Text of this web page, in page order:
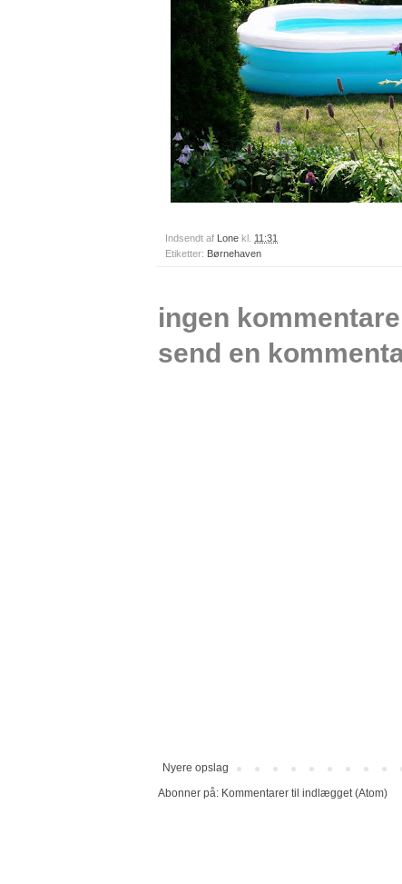
Indsendt af Lone kl. 11:31
Etiketter: Børnehaven
ingen
send en
Nyere opslag
Abonner på: Kommentarer til indlægget (Atom)